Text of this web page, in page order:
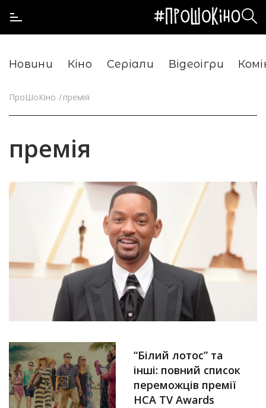
Новини Кіно Серіали Відеоігри
ПроШоКіно премія
премія
“Білий лотос” та
інші: повний список
переможців премії
HCA TV Awards